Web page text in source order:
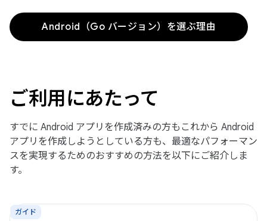
Android（Go バージョン）を選ぶ理由
ご利用にあたって
すでに Android アプリを作成済みの方もこれから Android
アプリを作成しようとしている方も、最適なパフォーマン
スを実現するためのおすすめの方法を以下にご紹介しま
す。
ガイド